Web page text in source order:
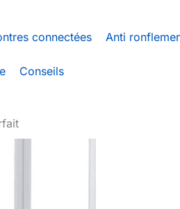
connectées Anti
Conseils